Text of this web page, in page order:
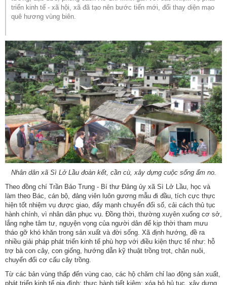
triển kinh tế - xã hội, xã đã tạo nên bước tiến mới, đổi thay diện mạo
quê hương vùng biên.
Nhân dân xã Sì Lở Lầu đoàn kết, cần cù, xây dựng cuộc sống ấm no.
Theo đồng chí Trần Bảo Trung - Bí thư Đảng ủy xã Sì Lở Lầu, học và
làm theo Bác, cán bộ, đảng viên luôn gương mẫu đi đầu, tích cực thực
hiện tốt nhiệm vụ được giao, đẩy mạnh chuyển đổi số, cải cách thủ tục
hành chính, vì nhân dân phục vụ. Đồng thời, thường xuyên xuống cơ sở,
lắng nghe tâm tư, nguyện vọng của người dân để kịp thời tham mưu
tháo gỡ khó khăn trong sản xuất và đời sống. Xã định hướng, đề ra
nhiều giải pháp phát triển kinh tế phù hợp với điều kiện thực tế như: hỗ
trợ bà con cây, con giống, hướng dẫn kỹ thuật trồng trọt, chăn nuôi,
chuyển đổi cơ cấu cây trồng.
Từ các bản vùng thấp đến vùng cao, các hộ chăm chỉ lao động sản xuất,
phát triển kinh tế gia đình; thực hành tiết kiệm; xóa bỏ hủ tục, xây dựng